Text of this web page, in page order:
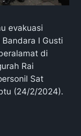
evakuasi
I Gusti
di
Rai
Sat
(24/2/2024).